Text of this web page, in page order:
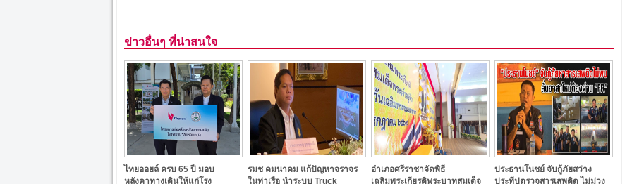
ข่าวอื่นๆ ที่น่าสนใจ
ไทยออยล์ ครบ 65 ปี มอบ
หลังคาทางเดินให้แก่โรง
รมช คมนาคม แก้ปัญหาจราจร
ในท่าเรือ นำระบบ Truck
อำเภอศรีราชาจัดพิธี
เฉลิมพระเกียรติพระบาทสมเด็จ
ประธานโนชย์ จับกู้ภัยสว่าง
ประทีปตรวจสารเสพติด ไม่ม่วง